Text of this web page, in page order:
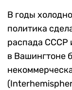
В годы
политика
распада СССР
в Вашингтоне